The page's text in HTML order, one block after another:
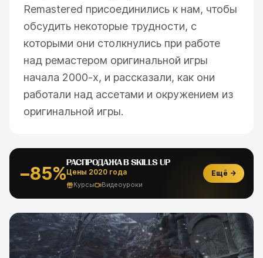
Remastered присоединились к нам, чтобы
обсудить некоторые трудности, с
которыми они столкнулись при работе
над ремастером оригинальной игры
начала 2000-х, и рассказали, как они
работали над ассетами и окружением из
оригинальной игры.
−85%
РАСПРОДАЖА В SKILLS UP
Цены 2020 года
Курсы Видеоуроки
Ещё →